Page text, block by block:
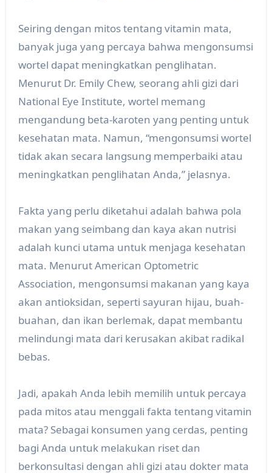
Seiring dengan mitos tentang vitamin mata,
banyak juga yang percaya bahwa mengonsumsi
wortel dapat meningkatkan penglihatan.
Menurut Dr. Emily Chew, seorang ahli gizi dari
National Eye Institute, wortel memang
mengandung beta-karoten yang penting untuk
kesehatan mata. Namun, “mengonsumsi wortel
tidak akan secara langsung memperbaiki atau
meningkatkan penglihatan Anda,” jelasnya.
Fakta yang perlu diketahui adalah bahwa pola
makan yang seimbang dan kaya akan nutrisi
adalah kunci utama untuk menjaga kesehatan
mata. Menurut American Optometric
Association, mengonsumsi makanan yang kaya
akan antioksidan, seperti sayuran hijau, buah-
buahan, dan ikan berlemak, dapat membantu
melindungi mata dari kerusakan akibat radikal
bebas.
Jadi, apakah Anda lebih memilih untuk percaya
pada mitos atau menggali fakta tentang vitamin
mata? Sebagai konsumen yang cerdas, penting
bagi Anda untuk melakukan riset dan
berkonsultasi dengan ahli gizi atau dokter mata